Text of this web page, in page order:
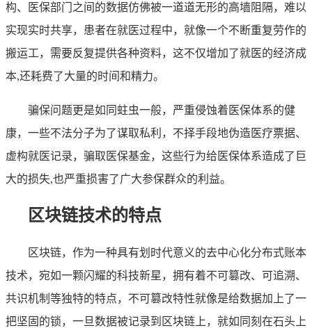
构、医保部门之间的数据仿佛被一道道无形的高墙阻隔，难以
实现实时共享，患者在就医过程中，就像一个不断重复劳作的
搬运工，需要反复提供各种资料，这不仅增加了就医的经济成
本,还耗费了大量的时间和精力。
骗保问题更是如同蛀虫一般，严重侵蚀着医保体系的健
康，一些不法分子为了谋取私利，不择手段地伪造医疗票据、
虚构就医记录，骗取医保基金，这些行为给医保体系造成了巨
大的损失,也严重损害了广大参保群众的利益。
区块链技术的特点
区块链，作为一种具有划时代意义的去中心化分布式账本
技术，宛如一颗闪耀的科技新星，拥有着不可篡改、可追溯、
共识机制等独特的特点，不可篡改特性就像是给数据加上了一
把坚固的锁，一旦数据被记录到区块链上，就如同刻在石头上